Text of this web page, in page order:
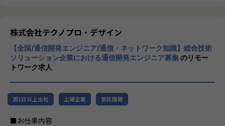
【業務の変更の範囲】
会社の定める業務
程プロジェクトの増加といった世の中で技術
者集団として価値提供を行うために、エンジ
ニアが生涯活躍できる環境を考え事業運営を
行っています。
株式会社テクノプロ・デザイン
【全国/通信開発エンジニア/通信・ネットワーク知識】総合技術
ソリューション企業における通信開発エンジニア募集のリモー
トワーク求人
週1日以上出社 上場企業 受託開発
■お仕事内容